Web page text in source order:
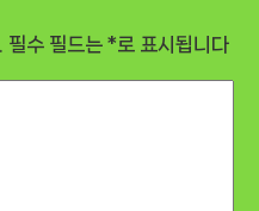
필수 필드는 *로 표시됩니다